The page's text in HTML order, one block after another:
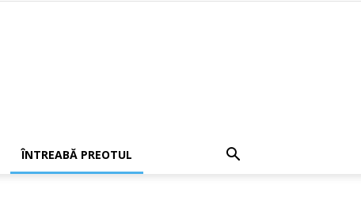
ÎNTREABĂ PREOTUL